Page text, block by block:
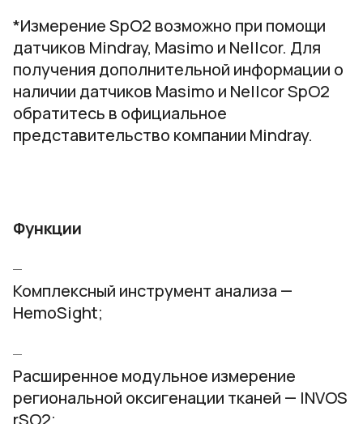
*Измерение SpO2 возможно при помощи
датчиков Mindray, Masimo и Nellcor. Для
получения дополнительной информации о
наличии датчиков Masimo и Nellcor SpO2
обратитесь в официальное
представительство компании Mindray.
Функции
Комплексный инструмент анализа —
HemoSight;
Расширенное модульное измерение
региональной оксигенации тканей — INVOS
rSO2;